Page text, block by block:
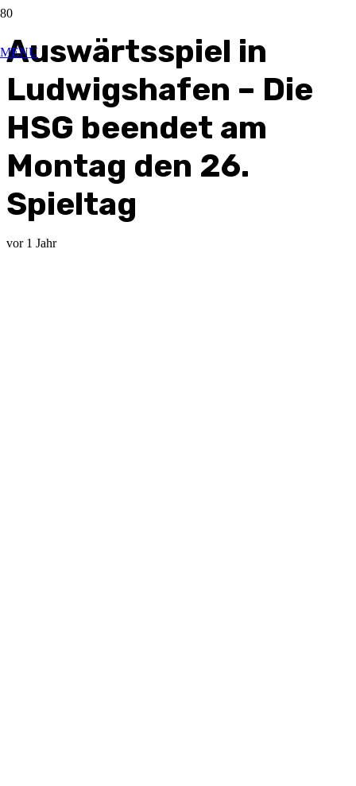
MENU
Auswärtsspiel in
Ludwigshafen – Die
HSG beendet am
Montag den 26.
Spieltag
vor 1 Jahr